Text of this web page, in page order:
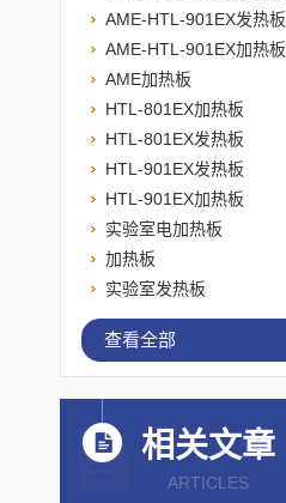
AME-HTL-901EX发热板
AME-HTL-901EX加热板
AME加热板
HTL-801EX加热板
HTL-801EX发热板
HTL-901EX发热板
HTL-901EX加热板
实验室电加热板
加热板
实验室发热板
查看全部
相关文章
ARTICLES